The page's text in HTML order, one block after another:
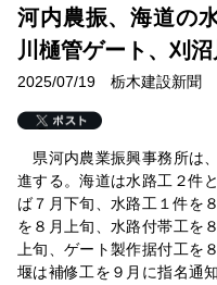
河内農振、海道の
川樋管ゲート、刈沼
2025/07/19 栃木建設新聞
県河内農業振興事務所は
進する。海道は水路工２件
ば７月下旬、水路工１件を
を８月上旬、水路付帯工を
上旬、ゲート製作据付工を
堰は補修工を９月に指名通